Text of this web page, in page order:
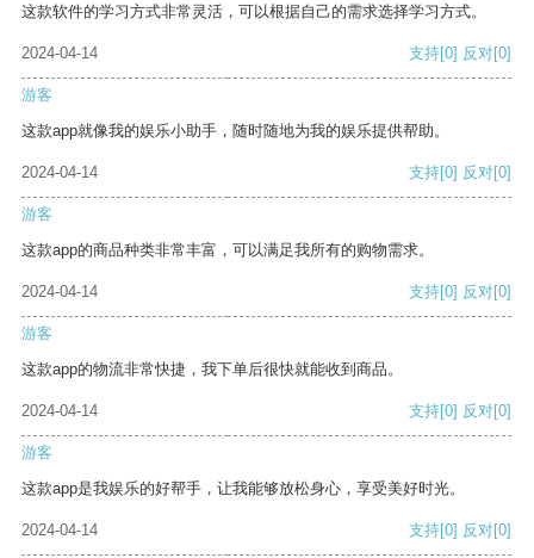
这款软件的学习方式非常灵活，可以根据自己的需求选择学习方式。
2024-04-14 支持[0] 反对[0]
游客
这款app就像我的娱乐小助手，随时随地为我的娱乐提供帮助。
2024-04-14 支持[0] 反对[0]
游客
这款app的商品种类非常丰富，可以满足我所有的购物需求。
2024-04-14 支持[0] 反对[0]
游客
这款app的物流非常快捷，我下单后很快就能收到商品。
2024-04-14 支持[0] 反对[0]
游客
这款app是我娱乐的好帮手，让我能够放松身心，享受美好时光。
2024-04-14 支持[0] 反对[0]